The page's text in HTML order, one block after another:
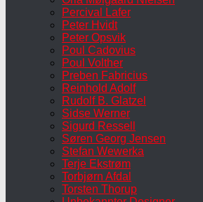
Percival Lafer
Peter Hvidt
Peter Opsvik
Poul Cadovius
Poul Volther
Preben Fabricius
Reinhold Adolf
Rudolf B. Glatzel
Sidse Werner
Sigurd Ressell
Søren Georg Jensen
Stefan Wewerka
Terje Ekstrøm
Torbjørn Afdal
Torsten Thorup